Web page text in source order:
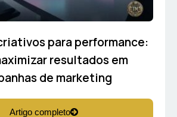
para performance:
resultados em
de marketing
Artigo completo